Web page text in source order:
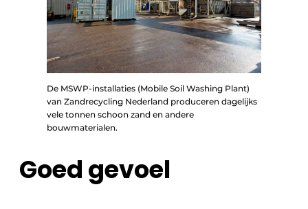
De MSWP-installaties (Mobile Soil Washing Plant)
van Zandrecycling Nederland produceren dagelijks
vele tonnen schoon zand en andere
bouwmaterialen.
Goed gevoel